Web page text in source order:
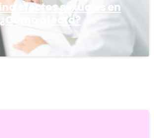
efectos sexuales en
afecta?